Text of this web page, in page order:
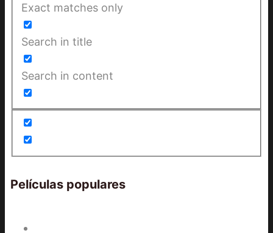
Exact matches only
Search in title
Search in content
Películas populares